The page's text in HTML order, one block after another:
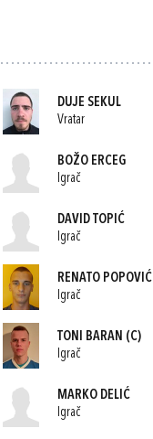
DUJE SEKUL
Vratar
BOŽO ERCEG
Igrač
DAVID TOPIĆ
Igrač
RENATO POPOVIĆ
Igrač
TONI BARAN (C)
Igrač
MARKO DELIĆ
Igrač